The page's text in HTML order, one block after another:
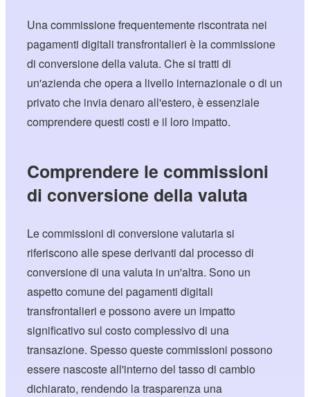
Una commissione frequentemente riscontrata nei
pagamenti digitali transfrontalieri è la commissione
di conversione della valuta. Che si tratti di
un'azienda che opera a livello internazionale o di un
privato che invia denaro all'estero, è essenziale
comprendere questi costi e il loro impatto.
Comprendere le commissioni
di conversione della valuta
Le commissioni di conversione valutaria si
riferiscono alle spese derivanti dal processo di
conversione di una valuta in un'altra. Sono un
aspetto comune dei pagamenti digitali
transfrontalieri e possono avere un impatto
significativo sul costo complessivo di una
transazione. Spesso queste commissioni possono
essere nascoste all'interno del tasso di cambio
dichiarato, rendendo la trasparenza una